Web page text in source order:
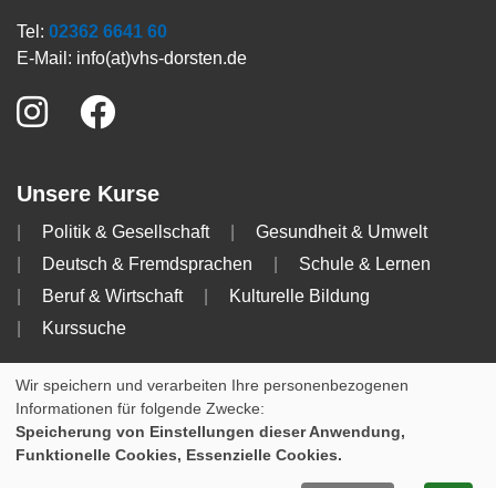
Tel: 02362 6641 60
E-Mail: info(at)vhs-dorsten.de
Unsere Kurse
Politik & Gesellschaft
Gesundheit & Umwelt
Deutsch & Fremdsprachen
Schule & Lernen
Beruf & Wirtschaft
Kulturelle Bildung
Kurssuche
Info
Impressum AGB Datenschutzerklärung
Wir speichern und verarbeiten Ihre personenbezogenen
Informationen für folgende Zwecke:
Speicherung von Einstellungen dieser Anwendung,
Funktionelle Cookies, Essenzielle Cookies.